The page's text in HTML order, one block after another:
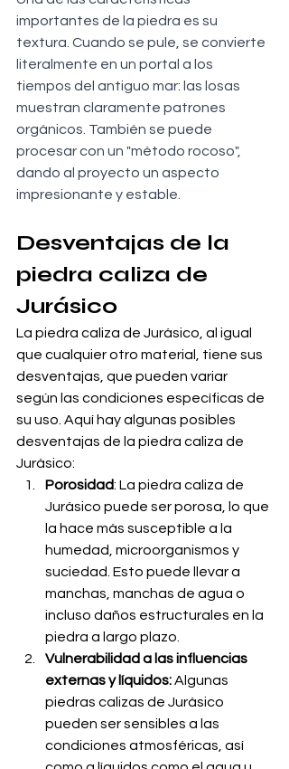
importantes de la piedra es su
textura. Cuando se pule, se convierte
literalmente en un portal a los
tiempos del antiguo mar: las losas
muestran claramente patrones
orgánicos. También se puede
procesar con un "método rocoso",
dando al proyecto un aspecto
impresionante y estable.
Desventajas de la
piedra caliza de
Jurásico
La piedra caliza de Jurásico, al igual
que cualquier otro material, tiene sus
desventajas, que pueden variar
según las condiciones específicas de
su uso. Aquí hay algunas posibles
desventajas de la piedra caliza de
Jurásico:
Porosidad: La piedra caliza de
Jurásico puede ser porosa, lo que
la hace más susceptible a la
humedad, microorganismos y
suciedad. Esto puede llevar a
manchas, manchas de agua o
incluso daños estructurales en la
piedra a largo plazo.
Vulnerabilidad a las influencias
externas y líquidos: Algunas
piedras calizas de Jurásico
pueden ser sensibles a las
condiciones atmosféricas, así